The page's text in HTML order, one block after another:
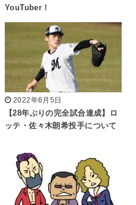
YouTuber！
2022年6月5日
【28年ぶりの完全試合達成】ロ
ッテ・佐々木朗希投手について